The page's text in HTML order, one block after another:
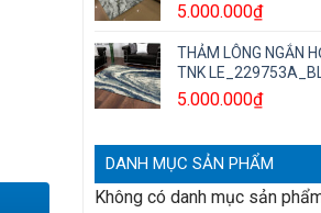
5.000.000₫
THẢM LÔNG NGẮN
TNK
5.000.000₫
DANH MỤC SẢN PHẨM
Không có danh mục sản